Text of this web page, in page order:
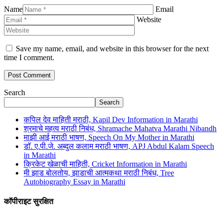
Name
Email
Website
Save my name, email, and website in this browser for the next
time I comment.
Search
Search
कपिल देव माहिती मराठी, Kapil Dev Information in Marathi
श्रमाचे महत्व मराठी निबंध, Shramache Mahatva Marathi Nibandh
माझी आई मराठी भाषण, Speech On My Mother in Marathi
डॉ. ए.पी.जे. अब्दुल कलाम मराठी भाषण, APJ Abdul Kalam Speech
in Marathi
क्रिकेट खेळाची माहिती, Cricket Information in Marathi
मी झाड बोलतोय, झाडाची आत्मकथा मराठी निबंध, Tree
Autobiography Essay in Marathi
कॉपीराइट सुरक्षित